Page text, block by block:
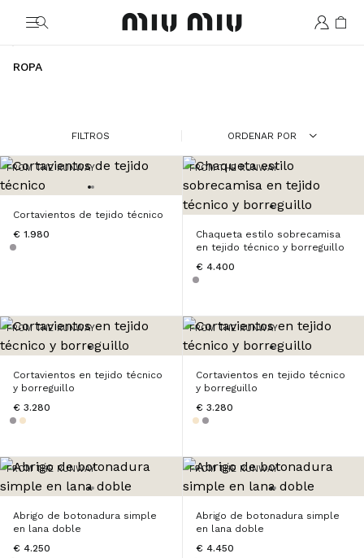
MiuMiu logo
ROPA
FILTROS ORDENAR POR
FROM THE RUNWAY
Cortavientos de tejido técnico
€ 1.980
FROM THE RUNWAY
Chaqueta estilo sobrecamisa
en tejido técnico y borreguillo
€ 4.400
FROM THE RUNWAY
Cortavientos en tejido técnico
y borreguillo
€ 3.280
FROM THE RUNWAY
Cortavientos en tejido técnico
y borreguillo
€ 3.280
FROM THE RUNWAY
Abrigo de botonadura simple
en lana doble
€ 4.250
FROM THE RUNWAY
Abrigo de botonadura simple
en lana doble
€ 4.450